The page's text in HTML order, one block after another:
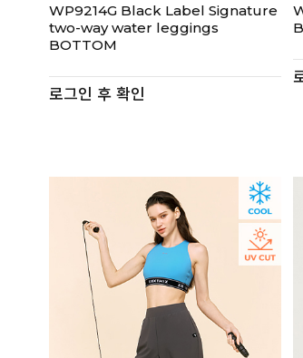
WP9214G Black Label Signature
two-way water leggings
BOTTOM
로그인 후 확인